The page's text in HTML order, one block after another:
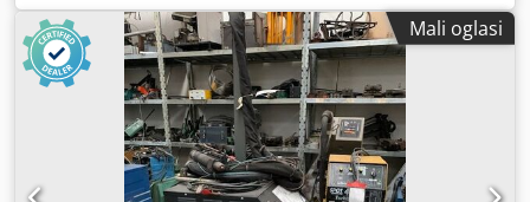
trakom Širina umetanja: 720 mm Duljina umetanja: 1850
mm Visina umetanja: 390 mm Visina izbacivanja: 450 mm
Dimenzije: 3200 x 1000 x 1000 mm Težina: cca 470 kg
Mali oglasi